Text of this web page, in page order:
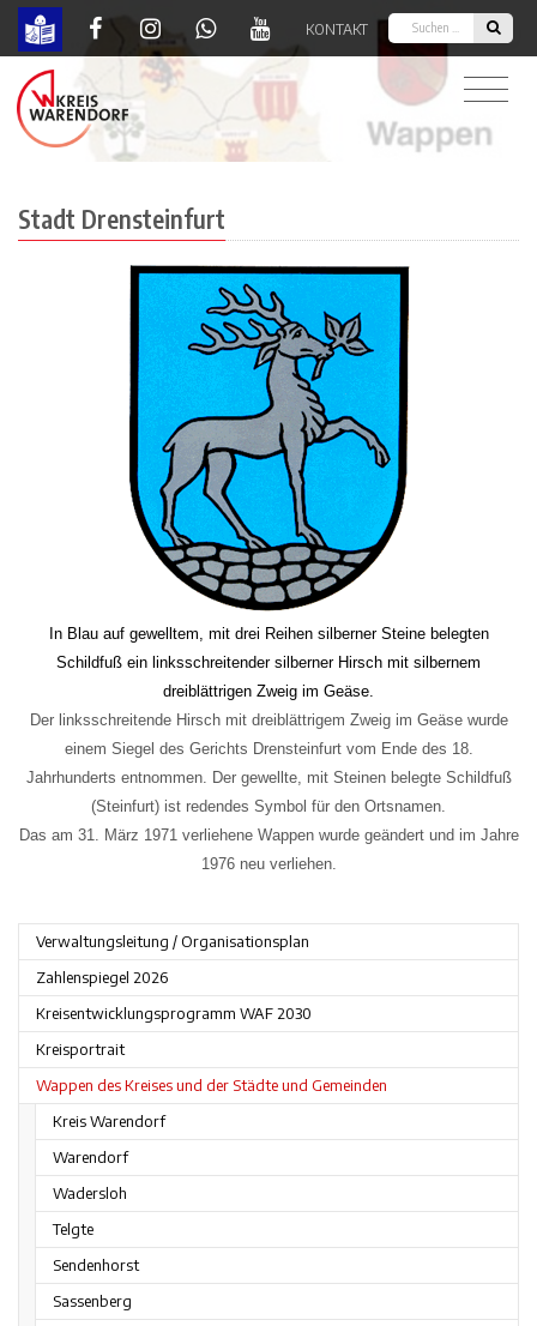
Drensteinfurt | Kreis Warendorf
KONTAKT
Verwaltungsleitung / Organisationsplan
Zahlenspiegel 2026
Kreisentwicklungsprogramm WAF 2030
Kreisportrait
Wappen des Kreises und der Städte und Gemeinden
Kreis Warendorf
Warendorf
Wadersloh
Telgte
Sendenhorst
Sassenberg
Stadt Drensteinfurt
In Blau auf gewelltem, mit drei Reihen silberner Steine belegten
Schildfuß ein linksschreitender silberner Hirsch mit silbernem
dreiblättrigen Zweig im Geäse.
Der linksschreitende Hirsch mit dreiblättrigem Zweig im Geäse wurde
einem Siegel des Gerichts Drensteinfurt vom Ende des 18.
Jahrhunderts entnommen. Der gewellte, mit Steinen belegte Schildfuß
(Steinfurt) ist redendes Symbol für den Ortsnamen.
Das am 31. März 1971 verliehene Wappen wurde geändert und im Jahre
1976 neu verliehen.